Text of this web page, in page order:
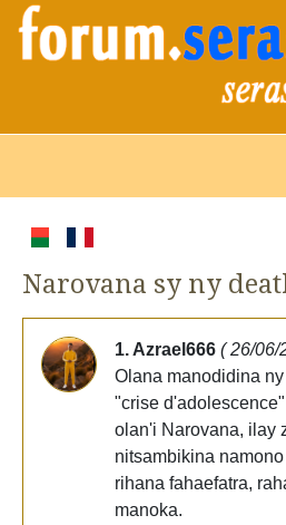
Narovana sy ny
1. Azrael666 ( 26/06/
Olana manodidina
"crise
olan'i Narovana, ilay
nitsambikina
rihana fahaefatra,
manoka.